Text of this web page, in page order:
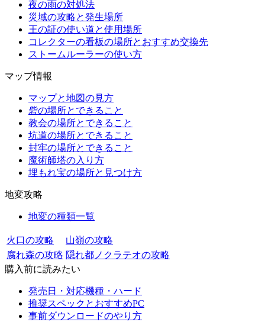
夜の雨の対処法
災域の攻略と発生場所
王の証の使い道と使用場所
コレクターの看板の場所とおすすめ交換先
ストームルーラーの使い方
マップ情報
マップと地図の見方
砦の場所とできること
教会の場所とできること
坑道の場所とできること
封牢の場所とできること
魔術師塔の入り方
埋もれ宝の場所と見つけ方
地変攻略
地変の種類一覧
火口の攻略
山嶺の攻略
腐れ森の攻略 隠れ都ノクラテオの攻略
購入前に読みたい
発売日・対応機種・ハード
推奨スペックとおすすめPC
事前ダウンロードのやり方